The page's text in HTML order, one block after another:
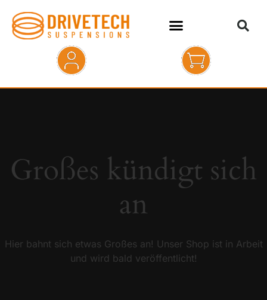
KONTAKT
Großes kündigt sich
an
Hier bahnt sich etwas Großes an! Unser Shop ist in Arbeit
und wird bald veröffentlicht!